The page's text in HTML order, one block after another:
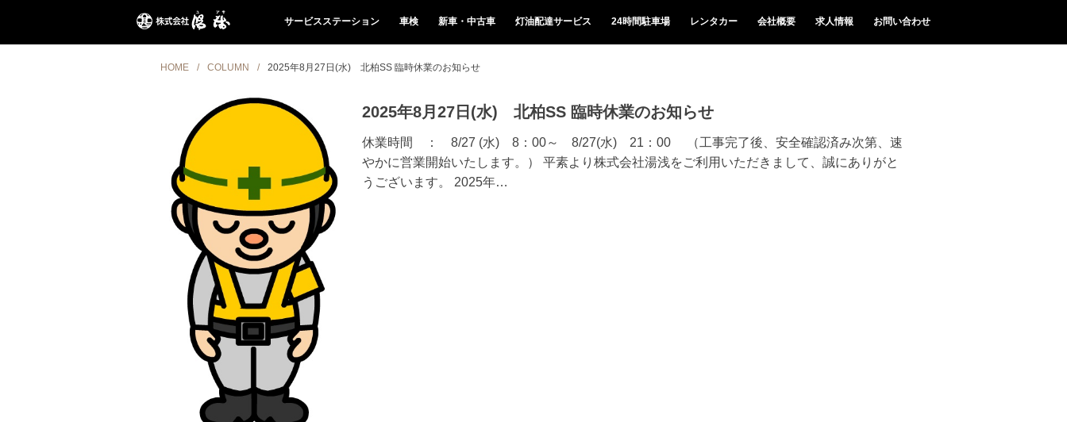
サービスステーション 車検 新車・中古車 灯油配達サービス 24時間駐車場 レンタカー 会社概要 求人情報 お問い合わせ
HOME COLUMN 2025年8月27日(水) 北柏SS 臨時休業のお知らせ
2025年8月27日(水) 北柏SS 臨時休業のお知らせ
休業時間 ： 8/27 (水) 8：00～ 8/27(水) 21：00 （工事完了後、安全確認済み次第、速
やかに営業開始いたします。） 平素より株式会社湯浅をご利用いただきまして、誠にありがと
うございます。 2025年…